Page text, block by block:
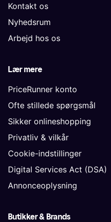
Kontakt os
Nyhedsrum
Arbejd hos os
Lær mere
PriceRunner konto
Ofte stillede spørgsmål
Sikker onlineshopping
Privatliv & vilkår
Cookie-indstillinger
Digital Services Act (DSA)
Annonceoplysning
Butikker & Brands